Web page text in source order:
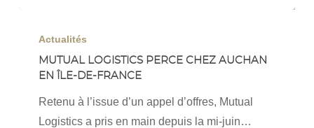
Logistics
perce
chez
Auchan
Actualités
MUTUAL LOGISTICS PERCE CHEZ AUCHAN
EN ÎLE-DE-FRANCE
Retenu à l’issue d’un appel d’offres, Mutual
Logistics a pris en main depuis la mi-juin…